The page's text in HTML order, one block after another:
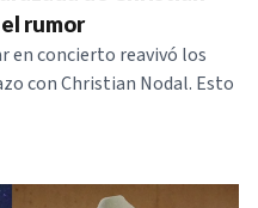
rumor
en concierto reavivó los
con Christian Nodal. Esto